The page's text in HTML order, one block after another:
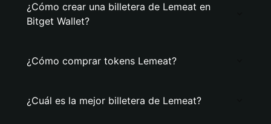
¿Cómo crear una billetera de Lemeat en
Bitget Wallet?
¿Cómo comprar tokens Lemeat?
¿Cuál es la mejor billetera de Lemeat?